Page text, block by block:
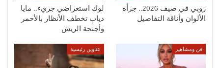
روبي في صيف 2026.. جرأة
الألوان وأناقة التفاصيل
لوك استعراضي جريء.. مايا
دياب تخطف الأنظار بالأحمر
وأجنحة الريش
فن ومشاهير عناوين رئيسية